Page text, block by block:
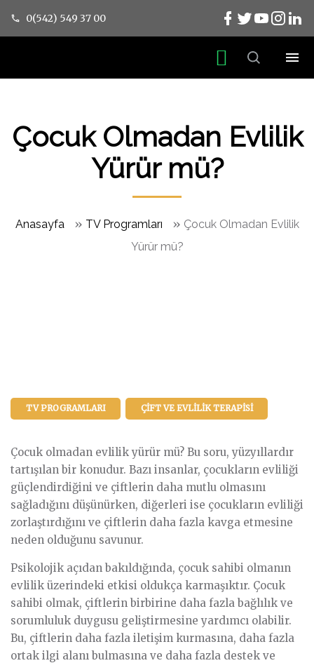
0(542) 549 37 00
Çocuk Olmadan Evlilik
Yürür mü?
Anasayfa » TV Programları » Çocuk Olmadan Evlilik
Yürür mü?
TV PROGRAMLARI ÇIFT VE EVLILIK TERAPISI
Çocuk olmadan evlilik yürür mü? Bu soru, yüzyıllardır
tartışılan bir konudur. Bazı insanlar, çocukların evliliği
güçlendirdiğini ve çiftlerin daha mutlu olmasını
sağladığını düşünürken, diğerleri ise çocukların evliliği
zorlaştırdığını ve çiftlerin daha fazla kavga etmesine
neden olduğunu savunur.
Psikolojik açıdan bakıldığında, çocuk sahibi olmanın
evlilik üzerindeki etkisi oldukça karmaşıktır. Çocuk
sahibi olmak, çiftlerin birbirine daha fazla bağlılık ve
sorumluluk duygusu geliştirmesine yardımcı olabilir.
Bu, çiftlerin daha fazla iletişim kurmasına, daha fazla
ortak ilgi alanı bulmasına ve daha fazla destek ve